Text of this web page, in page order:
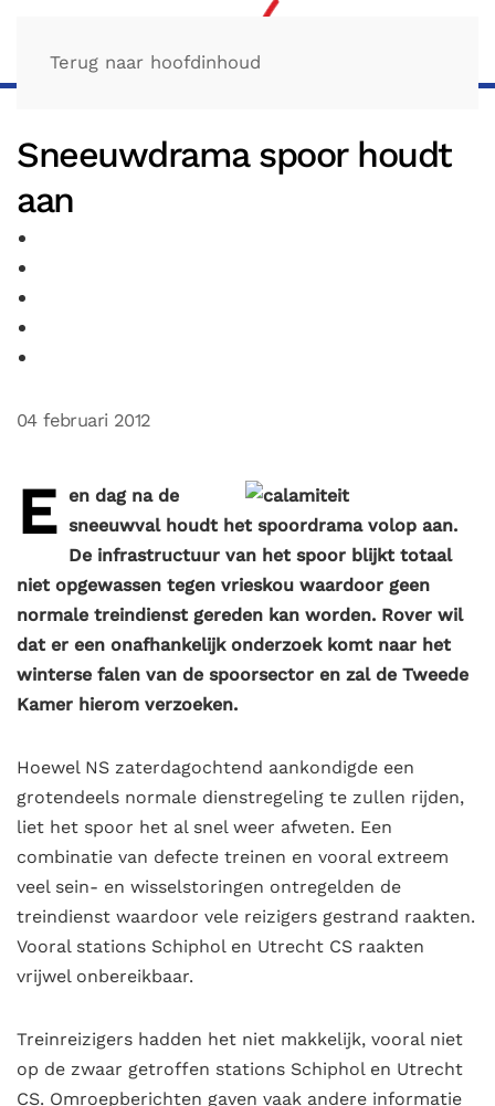
Terug naar hoofdinhoud
Sneeuwdrama spoor houdt
aan
04 februari 2012
E en dag na de
sneeuwval houdt het spoordrama volop aan.
De infrastructuur van het spoor blijkt totaal
niet opgewassen tegen vrieskou waardoor geen
normale treindienst gereden kan worden. Rover wil
dat er een onafhankelijk onderzoek komt naar het
winterse falen van de spoorsector en zal de Tweede
Kamer hierom verzoeken.
Hoewel NS zaterdagochtend aankondigde een
grotendeels normale dienstregeling te zullen rijden,
liet het spoor het al snel weer afweten. Een
combinatie van defecte treinen en vooral extreem
veel sein- en wisselstoringen ontregelden de
treindienst waardoor vele reizigers gestrand raakten.
Vooral stations Schiphol en Utrecht CS raakten
vrijwel onbereikbaar.
Treinreizigers hadden het niet makkelijk, vooral niet
op de zwaar getroffen stations Schiphol en Utrecht
CS. Omroepberichten gaven vaak andere informatie